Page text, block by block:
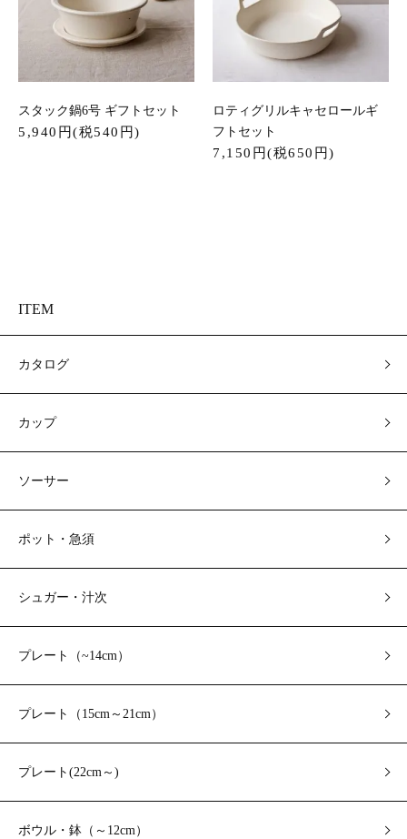
スタック鍋6号 ギフトセット
5,940円(税540円)
ロティグリルキャセロールギ
フトセット
7,150円(税650円)
ITEM
カタログ
カップ
ソーサー
ポット・急須
シュガー・汁次
プレート（~14cm）
プレート（15cm～21cm）
プレート(22cm～)
ボウル・鉢（～12cm）